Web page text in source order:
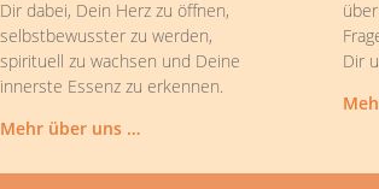
Dir dabei, Dein Herz zu öffnen,
selbstbewusster zu werden,
spirituell zu wachsen und Deine
innerste Essenz zu erkennen.
Mehr über uns …
Dir